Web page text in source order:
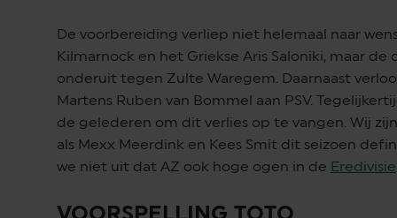
De voorbereiding verliep niet helemaal naar
Kilmarnock en het Griekse Aris Saloniki, maar
onderuit tegen Zulte Waregem. Daarnaast
Martens Ruben van Bommel aan PSV.
de gelederen om dit verlies op te vangen. Wij
als Mexx Meerdink en Kees Smit dit seizoen
we niet uit dat AZ ook hoge ogen in de Eredivisie